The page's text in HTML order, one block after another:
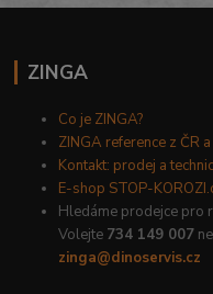
ZINGA
Co je ZINGA?
ZINGA reference z ČR
Kontakt: prodej a
E-shop STOP-
Hledáme prodejce pro
Volejte 734 149 007
zinga@dinoservis.cz